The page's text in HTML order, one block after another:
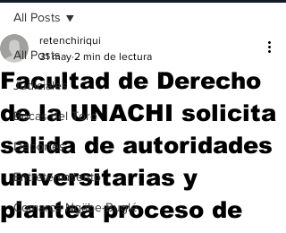
All Posts
Judiciales
Bocas del Toro
Deportes
Entretenimiento
Comarca Ngäbe-Buglé
All Posts
Facultad de Derecho
de la UNACHI solicita
salida de autoridades
universitarias y
plantea proceso de
retenchiriqui
31 may 2 min de lectura